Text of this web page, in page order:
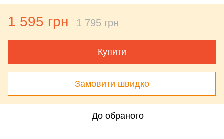
1 595 грн 1 795 грн
Купити
Замовити швидко
До обраного